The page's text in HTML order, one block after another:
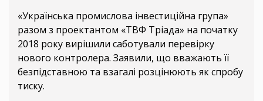
«Українська промислова інвестиційна група»
разом з проектантом «ТВФ Тріада» на початку
2018 року вирішили саботували перевірку
нового контролера. Заявили, що вважають її
безпідставною та взагалі розцінюють як спробу
тиску.